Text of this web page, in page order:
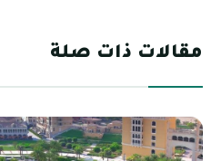
مقالات ذات صلة